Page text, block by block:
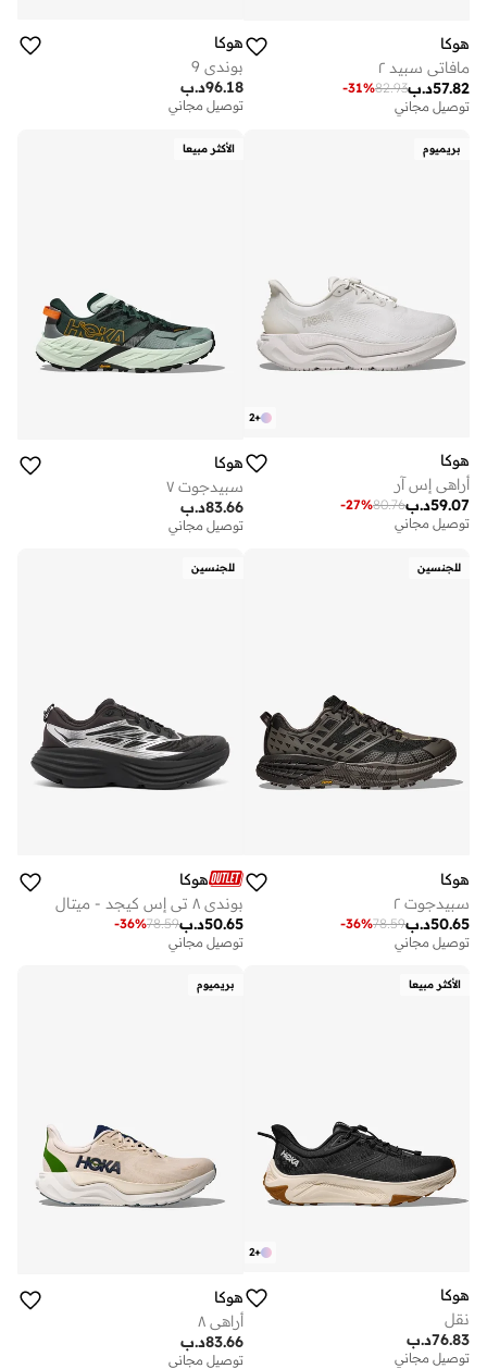
هوكا
مافاتي سبيد ٢
د.ب57.82
82.93
-31%
توصيل مجاني
هوكا
بوندي 9
د.ب96.18
توصيل مجاني
بريميوم
+
2
هوكا
أراهي إس آر
د.ب59.07
80.76
-27%
توصيل مجاني
الأكثر مبيعا
هوكا
سبيدجوت ٧
د.ب83.66
توصيل مجاني
للجنسين
هوكا
سبيدجوت ٢
د.ب50.65
78.59
-36%
توصيل مجاني
للجنسين
هوكا
بوندي ٨ تي إس كيجد - ميتال
د.ب50.65
78.59
-36%
توصيل مجاني
الأكثر مبيعا
+
2
هوكا
نقل
د.ب76.83
توصيل مجاني
بريميوم
هوكا
أراهي ٨
د.ب83.66
توصيل مجاني